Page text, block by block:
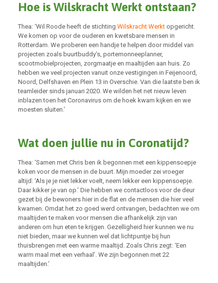
Hoe is Wilskracht Werkt ontstaan?
Thea: ‘Wil Roode heeft de stichting Wilskracht Werktopgericht.
We komen op voor de ouderen en kwetsbare mensen in
Rotterdam. We proberen een handje te helpen door middel van
projecten zoals buurtbuddy’s, portemonneeplanner,
scootmobielprojecten, zorgmaatje en maaltijden aan huis. Zo
hebben we veel projecten vanuit onze vestigingen in Feijenoord,
Noord, Delfshaven en Plein 13 in Overschie. Van die laatste ben ik
teamleider sinds januari 2020. We wilden het net nieuw leven
inblazen toen het Coronavirus om de hoek kwam kijken en we
moesten sluiten.’
Wat doen jullie nu in Coronatijd?
Thea: ‘Samen met Chris ben ik begonnen met een kippensoepje
koken voor de mensen in de buurt. Mijn moeder zei vroeger
altijd: ‘Als je je niet lekker voelt, neem lekker een kippensoepje.
Daar kikker je van op.’ Die hebben we contactloos voor de deur
gezet bij de bewoners hier in de flat en de mensen die hier veel
kwamen. Omdat het zo goed werd ontvangen, bedachten we om
maaltijden te maken voor mensen die afhankelijk zijn van
anderen om hun eten te krijgen. Gezelligheid hier kunnen we nu
niet bieden, maar we kunnen wel dat lichtpuntje bij hun
thuisbrengen met een warme maaltijd. Zoals Chris zegt: ‘Een
warm maal met een verhaal’. We zijn begonnen met 22
maaltijden.’